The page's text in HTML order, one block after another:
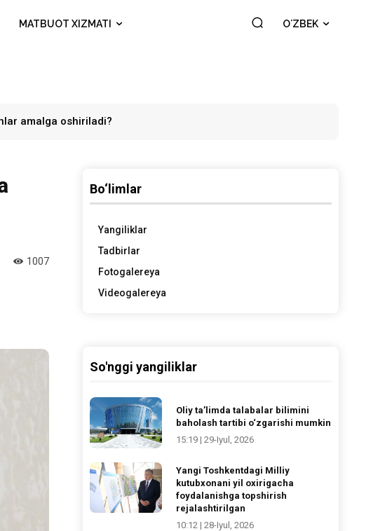
MATBUOT XIZMATI OʻZBEK
amalga oshiriladi?
1007
Bo‘limlar
Yangiliklar
Tadbirlar
Fotogalereya
Videogalereya
So'nggi yangiliklar
Oliy ta’limda talabalar bilimini
baholash tartibi o‘zgarishi mumkin
15:19 | 29-Iyul, 2026
Yangi Toshkentdagi Milliy
kutubxonani yil oxirigacha
foydalanishga topshirish
rejalashtirilgan
10:12 | 28-Iyul, 2026